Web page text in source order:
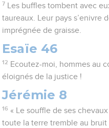
7
Les buffles tombent avec
taureaux. Leur pays s’enivre
imprégnée de graisse.
Esaïe 46
12 Ecoutez-moi, hommes au
éloignés de la justice !
Jérémie 8
16 « Le souffle de ses
toute la terre tremble au